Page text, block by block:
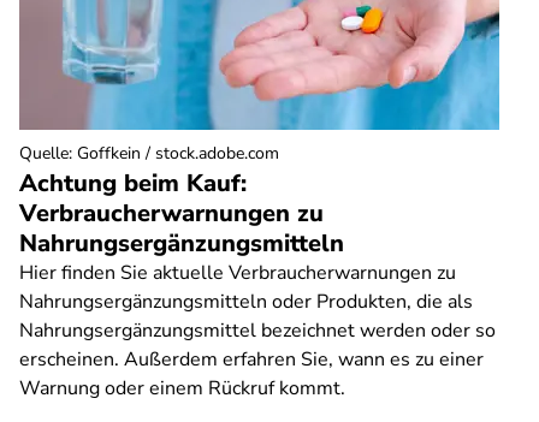
Achtung beim Kauf:
Verbraucherwarnungen zu
Nahrungsergänzungsmitteln
Hier finden Sie aktuelle Verbraucherwarnungen zu
Nahrungsergänzungsmitteln oder Produkten, die als
Nahrungsergänzungsmittel bezeichnet werden oder so
erscheinen. Außerdem erfahren Sie, wann es zu einer
Warnung oder einem Rückruf kommt.
Quelle: Goffkein / stock.adobe.com